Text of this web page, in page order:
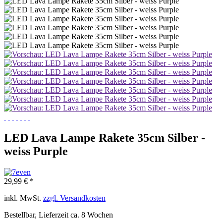
LED Lava Lampe Rakete 35cm Silber -
weiss Purple
29,99 € *
inkl. MwSt. zzgl. Versandkosten
Bestellbar, Lieferzeit ca. 8 Wochen